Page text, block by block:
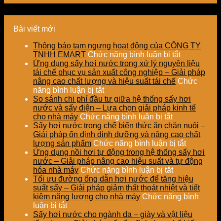
Bài viết mới
Thông báo tạm ngưng hoạt động của CÔNG TY
TNHH EMART Chức năng bình luận bị tắtở
Thông
báo
tạm
hoạt
động
CÔNG
TY
TNHH
EMART
Ứng dụng sấy hơi nước trong xử lý nguyên liệu
tái chế phục vụ sản xuất công nghiệp – Giải pháp
nâng cao chất lượng và hiệu suất tái chế Chức
năng bình luận bị tắtở
Ứng
dụng
sấy
hơi
nước
trong
xử
lý
nguyên
liệu
tái
chế
vụ
So sánh chi phí đầu tư giữa hệ thống sấy hơi
nước và sấy điện – Lựa chọn giải pháp kinh tế
cho nhà máy Chức năng bình luận bị tắtở
So
sánh
chi
phí
đầu
tư
giữa
hệ
thống
hơi
Sấy hơi nước trong chế biến thức ăn chăn nuôi –
Giải pháp ổn định dinh dưỡng và nâng cao chất
lượng sản phẩm Chức năng bình luận bị tắtở
Sấy
hơi
trong
chế
biến
ăn
Ứng dụng nồi hơi tự động trong hệ thống sấy hơi
nước – Giải pháp nâng cao hiệu suất và tự động
hóa nhà máy Chức năng bình luận bị tắtở
Ứng
dụng
nồi
tự
Tối ưu đường ống dẫn hơi nước để tăng hiệu
suất sấy – Giải pháp giảm thất thoát nhiệt và tiết
kiệm năng lượng cho nhà máy Chức năng bình
luận bị tắtở
Tối
Sấy hơi nước cho ngành da – giày và vật liệu